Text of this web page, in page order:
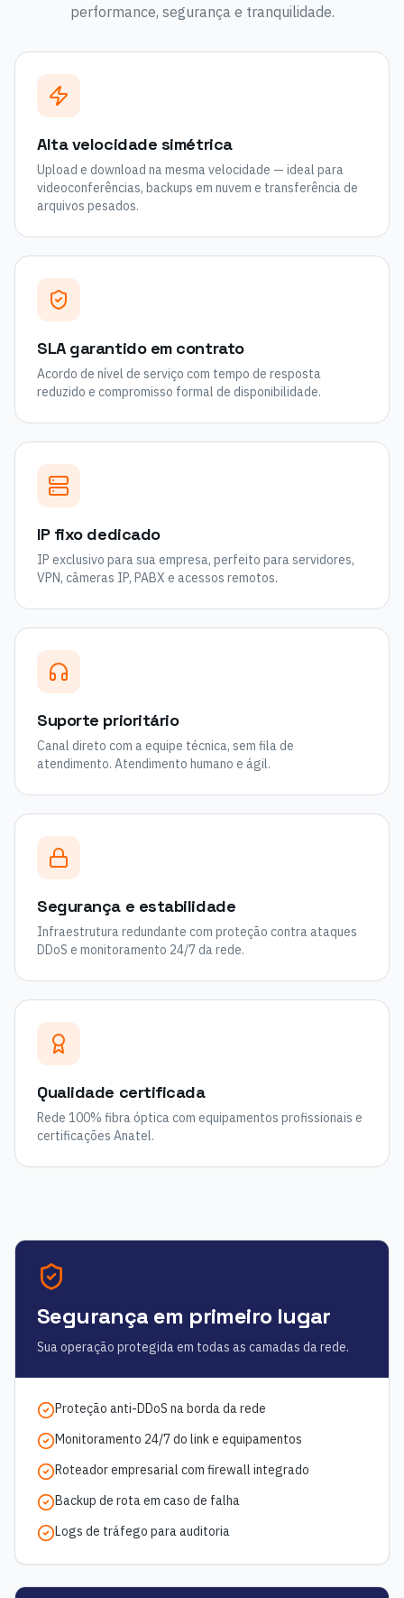
performance, segurança e tranquilidade.
Alta velocidade simétrica
Upload e download na mesma velocidade — ideal para
videoconferências, backups em nuvem e transferência de
arquivos pesados.
SLA garantido em contrato
Acordo de nível de serviço com tempo de resposta
reduzido e compromisso formal de disponibilidade.
IP fixo dedicado
IP exclusivo para sua empresa, perfeito para servidores,
VPN, câmeras IP, PABX e acessos remotos.
Suporte prioritário
Canal direto com a equipe técnica, sem fila de
atendimento. Atendimento humano e ágil.
Segurança e estabilidade
Infraestrutura redundante com proteção contra ataques
DDoS e monitoramento 24/7 da rede.
Qualidade certificada
Rede 100% fibra óptica com equipamentos profissionais e
certificações Anatel.
Segurança em primeiro lugar
Sua operação protegida em todas as camadas da rede.
Proteção anti-DDoS na borda da rede
Monitoramento 24/7 do link e equipamentos
Roteador empresarial com firewall integrado
Backup de rota em caso de falha
Logs de tráfego para auditoria